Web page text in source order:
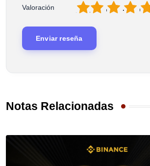
Valoración 5
4
3
2
Notas Relacionadas